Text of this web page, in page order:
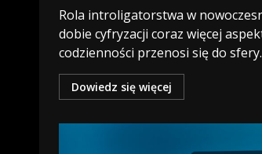
Rola introligatorstwa w
dobie cyfryzacji coraz więcej
codzienności przenosi się do
Dowiedz się więcej